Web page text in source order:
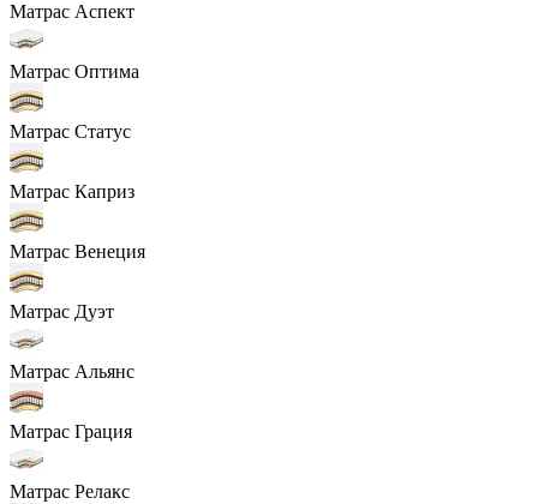
Матрас Аспект
Матрас Оптима
Матрас Статус
Матрас Каприз
Матрас Венеция
Матрас Дуэт
Матрас Альянс
Матрас Грация
Матрас Релакс